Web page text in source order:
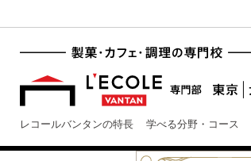
レコールバンタンの特長 学べる分野・コース